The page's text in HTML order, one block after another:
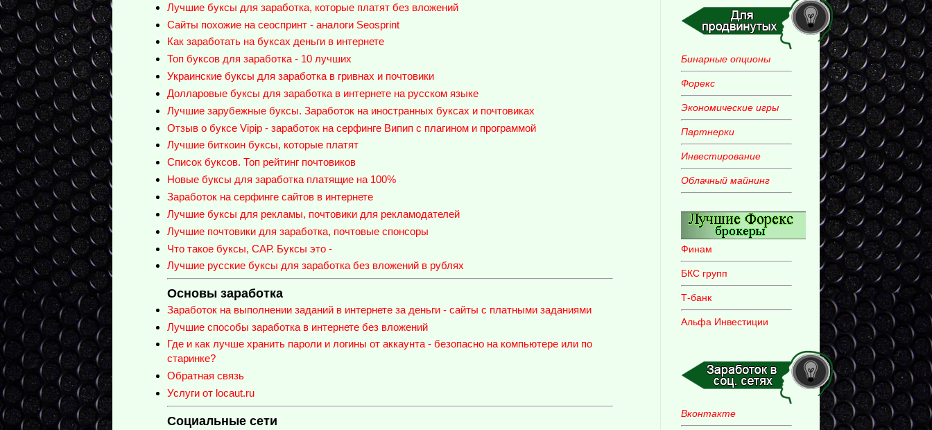
Лучшие буксы для заработка, которые платят без вложений
Сайты похожие на сеоспринт - аналоги Seosprint
Как заработать на буксах деньги в интернете
Топ буксов для заработка - 10 лучших
Украинские буксы для заработка в гривнах и почтовики
Долларовые буксы для заработка в интернете на русском языке
Лучшие зарубежные буксы. Заработок на иностранных буксах и почтовиках
Отзыв о буксе Vipip - заработок на серфинге Випип с плагином и программой
Лучшие биткоин буксы, которые платят
Список буксов. Топ рейтинг почтовиков
Новые буксы для заработка платящие на 100%
Заработок на серфинге сайтов в интернете
Лучшие буксы для рекламы, почтовики для рекламодателей
Лучшие почтовики для заработка, почтовые спонсоры
Что такое буксы, САР. Буксы это -
Лучшие русские буксы для заработка без вложений в рублях
Основы заработка
Заработок на выполнении заданий в интернете за деньги - сайты с платными заданиями
Лучшие способы заработка в интернете без вложений
Где и как лучше хранить пароли и логины от аккаунта - безопасно на компьютере или по
старинке?
Обратная связь
Услуги от locaut.ru
Социальные сети
Бинарные опционы
Форекс
Экономические игры
Партнерки
Инвестирование
Облачный майнинг
Финам
БКС групп
Т-банк
Альфа Инвестиции
Вконтакте